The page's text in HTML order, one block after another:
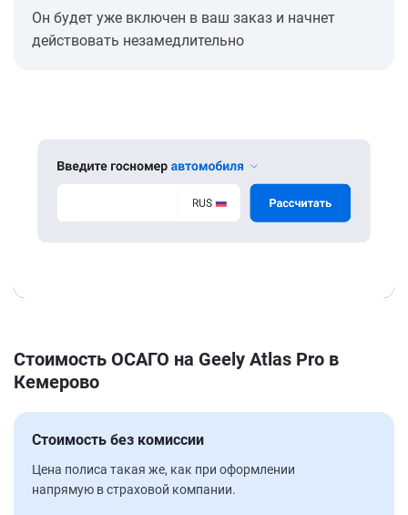
Он будет уже включен в ваш заказ и начнет
действовать незамедлительно
Стоимость ОСАГО на Geely Atlas Pro в
Кемерово
Стоимость без комиссии
Цена полиса такая же, как при оформлении
напрямую в страховой компании.